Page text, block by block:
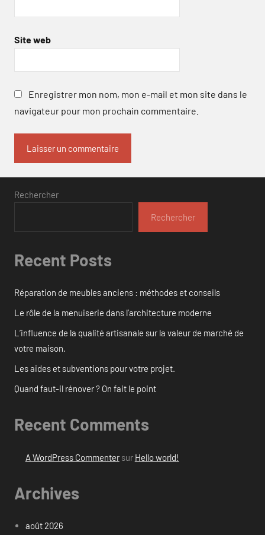
Site web
Enregistrer mon nom, mon e-mail et mon site dans le
navigateur pour mon prochain commentaire.
Rechercher
Rechercher
Recent Posts
Réparation de meubles anciens : méthodes et conseils
Le rôle de la menuiserie dans l’architecture moderne
L’influence de la qualité artisanale sur la valeur de marché de
votre maison.
Les aides et subventions pour votre projet.
Quand faut-il rénover ? On fait le point
Recent Comments
A WordPress Commentersur Hello world!
Archives
août 2026